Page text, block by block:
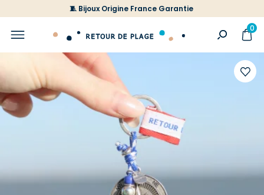
🧵 Bijoux Origine France Garantie
0